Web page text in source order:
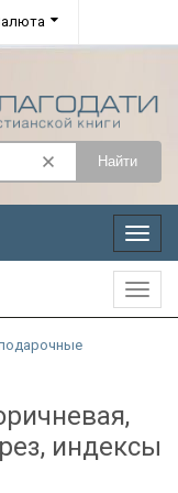
Найти
Меню
индексы